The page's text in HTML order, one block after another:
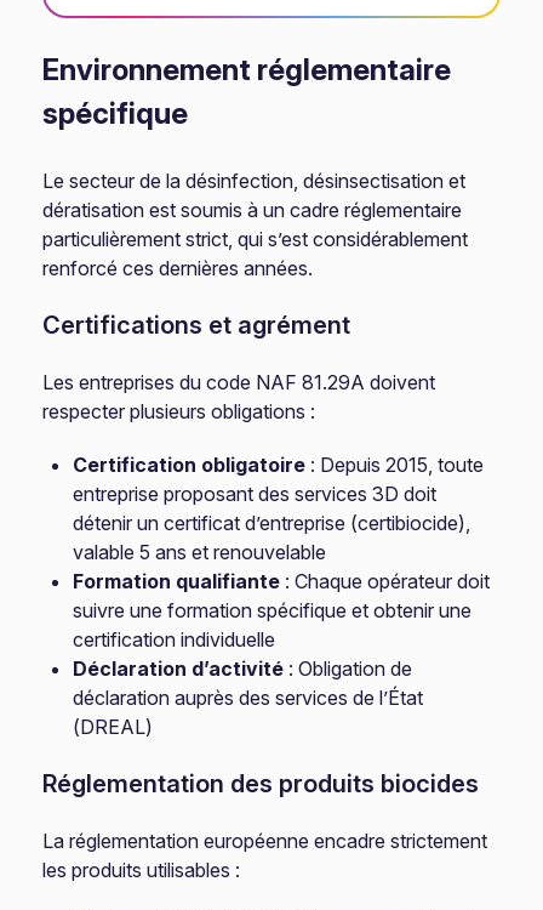
Environnement réglementaire
spécifique
Le secteur de la désinfection, désinsectisation et
dératisation est soumis à un cadre réglementaire
particulièrement strict, qui s’est considérablement
renforcé ces dernières années.
Certifications et agrément
Les entreprises du code NAF 81.29A doivent
respecter plusieurs obligations :
Certification obligatoire : Depuis 2015, toute
entreprise proposant des services 3D doit
détenir un certificat d’entreprise (certibiocide),
valable 5 ans et renouvelable
Formation qualifiante : Chaque opérateur doit
suivre une formation spécifique et obtenir une
certification individuelle
Déclaration d’activité : Obligation de
déclaration auprès des services de l’État
(DREAL)
Réglementation des produits biocides
La réglementation européenne encadre strictement
les produits utilisables :